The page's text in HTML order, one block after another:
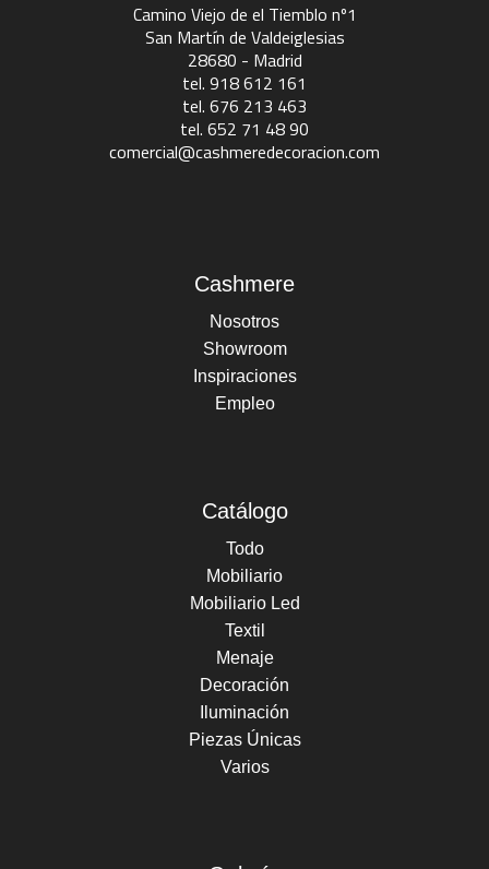
Camino Viejo de el Tiemblo nº1
San Martín de Valdeiglesias
28680 - Madrid
tel. 918 612 161
tel. 676 213 463
tel. 652 71 48 90
comercial@cashmeredecoracion.com
Cashmere
Nosotros
Showroom
Inspiraciones
Empleo
Catálogo
Todo
Mobiliario
Mobiliario Led
Textil
Menaje
Decoración
Iluminación
Piezas Únicas
Varios